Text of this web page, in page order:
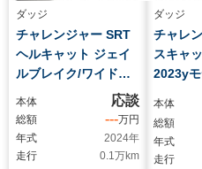
ダッジ
チャレンジャー SRT
ヘルキャット ジェイ
ルブレイク/ワイドボ
ディ/2023yモデル/新
車並行/ワンオーナー/
レッドキャリパー/ア
クティブクルコン/ヒ
本体 応談
総額 ---万円
年式
2024年
走行
0.1万km
ダッジ
チャレ
スキャ
2023y
並行車
ル ワ
ストロ
本体
総額
年式
走行